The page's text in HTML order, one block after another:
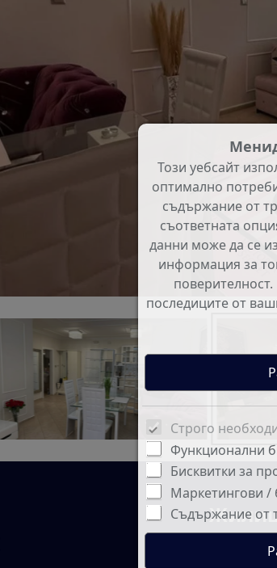
Този уебсайт
оптимално
съдържание от
съответната
данни може да се
информация за
последиците от
Строго
Функционални
Бисквитки за
Маркетингови /
Съдържание от